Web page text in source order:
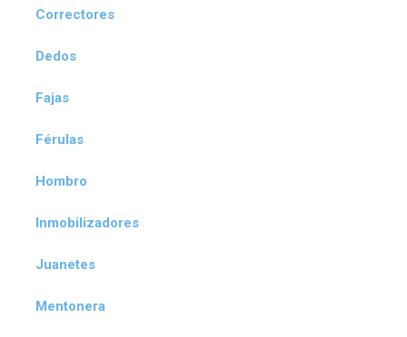
Correctores
Dedos
Fajas
Férulas
Hombro
Inmobilizadores
Juanetes
Mentonera